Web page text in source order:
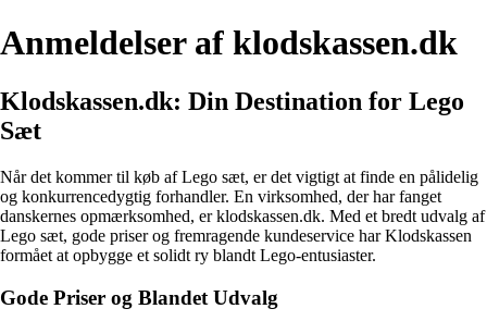
Anmeldelser af klodskassen.dk
Klodskassen.dk: Din Destination for Lego
Sæt
Når det kommer til køb af Lego sæt, er det vigtigt at finde en pålidelig
og konkurrencedygtig forhandler. En virksomhed, der har fanget
danskernes opmærksomhed, er klodskassen.dk. Med et bredt udvalg af
Lego sæt, gode priser og fremragende kundeservice har Klodskassen
formået at opbygge et solidt ry blandt Lego-entusiaster.
Gode Priser og Blandet Udvalg